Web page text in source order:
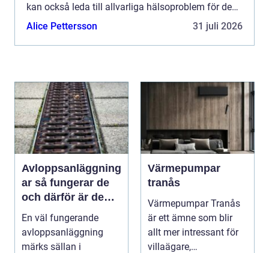
kan också leda till allvarliga hälsoproblem för de
boende. D&a...
Alice Pettersson 31 juli 2026
Avloppsanläggning
ar så fungerar de
och därför är de
viktigare än många
tror
En väl fungerande
avloppsanläggning
märks sällan i
Värmepumpar
tranås
Värmepumpar Tranås
är ett ämne som blir
allt mer intressant för
villaägare,